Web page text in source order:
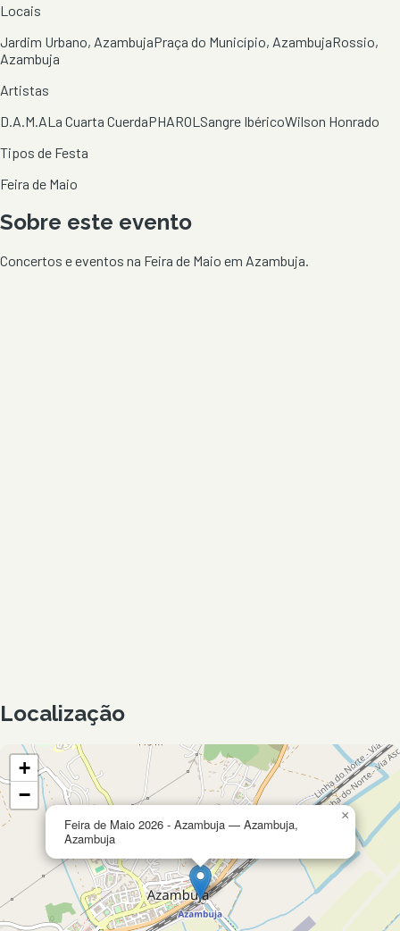
Locais
Jardim Urbano, AzambujaPraça do Município, AzambujaRossio,
Azambuja
Artistas
D.A.M.ALa Cuarta CuerdaPHAROL Sangre IbéricoWilson Honrado
Tipos de Festa
Feira de Maio
Sobre este evento
Concertos e eventos na Feira de Maio em Azambuja.
Localização
Feira de Maio 2026 - Azambuja — Azambuja,
Azambuja
×
+
−